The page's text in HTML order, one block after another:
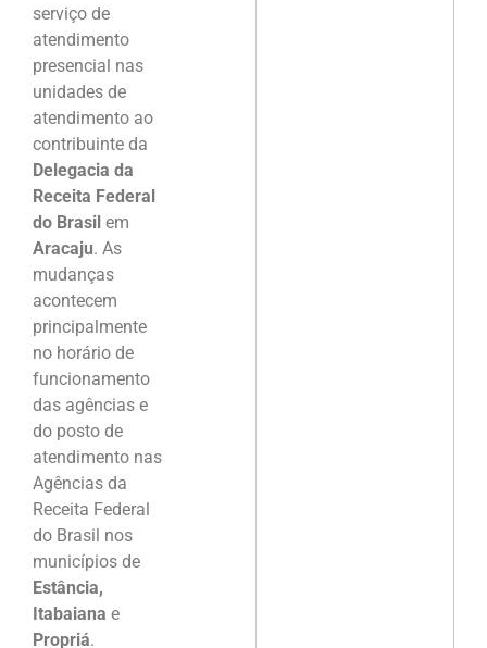
serviço de
atendimento
presencial nas
unidades de
atendimento ao
contribuinte da
Delegacia da
Receita Federal
do Brasil em
Aracaju. As
mudanças
acontecem
principalmente
no horário de
funcionamento
das agências e
do posto de
atendimento nas
Agências da
Receita Federal
do Brasil nos
municípios de
Estância,
Itabaiana e
Propriá.